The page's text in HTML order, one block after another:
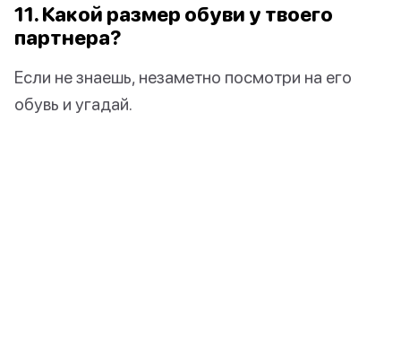
11. Какой размер обуви у твоего
партнера?
Если не знаешь, незаметно посмотри на его
обувь и угадай.